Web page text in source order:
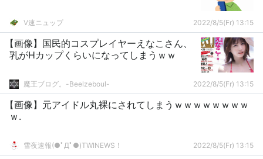
V速ニュップ 2022/8/5(Fr) 13:15
【画像】国民的コスプレイヤーえなこさん、
乳がHカップくらいになってしまうｗｗ
魔王ブログ。-Beelzeboul- 2022/8/5(Fr) 13:15
【画像】元アイドル丸裸にされてしまうｗｗｗｗｗｗｗｗ
ｗ.
雪夜速報(●ﾟДﾟ●)TWINEWS！ 2022/8/5(Fr) 13:15